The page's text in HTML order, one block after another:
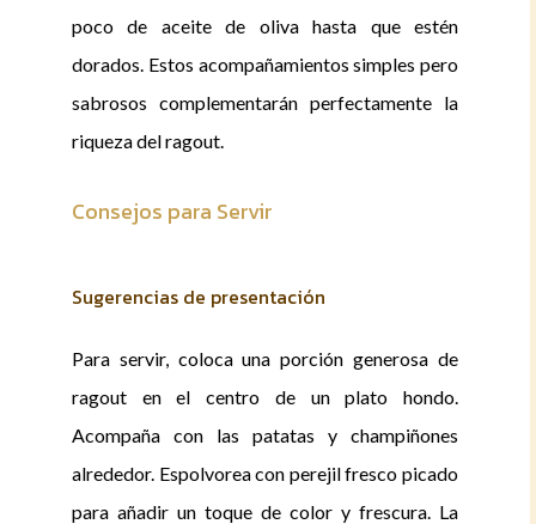
poco de aceite de oliva hasta que estén
dorados. Estos acompañamientos simples pero
sabrosos complementarán perfectamente la
riqueza del ragout.
Consejos para Servir
Sugerencias de presentación
Para servir, coloca una porción generosa de
ragout en el centro de un plato hondo.
Acompaña con las patatas y champiñones
alrededor. Espolvorea con perejil fresco picado
para añadir un toque de color y frescura. La